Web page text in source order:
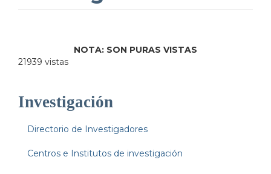
NOTA: SON PURAS VISTAS
21939 vistas
Investigación
Directorio de Investigadores
Centros e Institutos de investigación